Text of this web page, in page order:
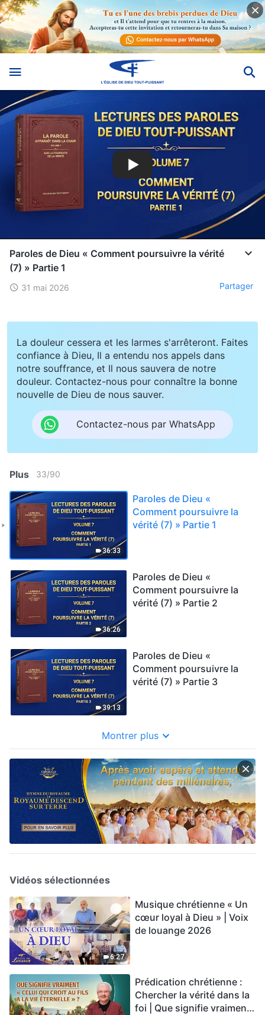
Paroles de Dieu « Comment poursuivre la vérité
(7) » Partie 1
31 mai 2026 Partager
La douleur cessera et les larmes s'arrêteront. Faites
confiance à Dieu, Il a entendu nos appels dans
notre souffrance, et Il nous sauvera de notre
douleur. Contactez-nous pour connaître la bonne
nouvelle de Dieu de nous sauver.
Contactez-nous par WhatsApp
Plus 33/90
36:33
Paroles de Dieu «
Comment poursuivre la
vérité (7) » Partie 1
36:26
Paroles de Dieu «
Comment poursuivre la
vérité (7) » Partie 2
39:13
Paroles de Dieu «
Comment poursuivre la
vérité (7) » Partie 3
Montrer plus
Vidéos sélectionnées
6:27
Musique chrétienne « Un
cœur loyal à Dieu » | Voix
de louange 2026
Prédication chrétienne :
Chercher la vérité dans la
foi | Que signifie vraiment